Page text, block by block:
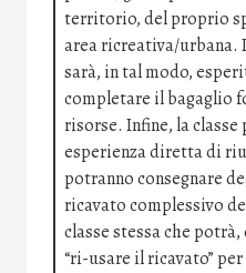
territorio, del proprio
area ricreativa/
sarà, in tal modo,
completare il bagaglio
risorse. Infine, la
esperienza diretta di
potranno consegnare
ricavato complessivo
classe stessa che
“ri-usare il ricavato”